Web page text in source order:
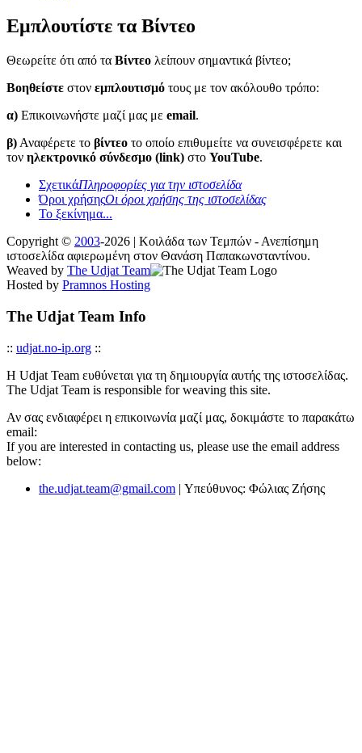
Εμπλουτίστε τα Βίντεο
Θεωρείτε ότι από τα Βίντεο λείπουν σημαντικά βίντεο;
Βοηθείστε στον εμπλουτισμό τους με τον ακόλουθο τρόπο:
α) Επικοινωνήστε μαζί μας με email.
β) Αναφέρετε το βίντεο το οποίο επιθυμείτε να συνεισφέρετε και
τον ηλεκτρονικό σύνδεσμο (link) στο YouTube.
ΣχετικάΠληροφορίες για την ιστοσελίδα
Όροι χρήσηςΟι όροι χρήσης της ιστοσελίδας
Το ξεκίνημα...
Copyright © 2003-2026 | Κοιλάδα των Τεμπών - Ανεπίσημη
ιστοσελίδα αφιερωμένη στον Θανάση Παπακωνσταντίνου.
Weaved by The Udjat Team
Hosted by Pramnos Hosting
The Udjat Team Info
:: udjat.no-ip.org ::
Η Udjat Team ευθύνεται για τη δημιουργία αυτής της ιστοσελίδας.
The Udjat Team is responsible for weaving this site.
Αν σας ενδιαφέρει η επικοινωνία μαζί μας, δοκιμάστε το παρακάτω
email:
If you are interested in contacting us, please use the email address
below:
the.udjat.team@gmail.com | Υπεύθυνος: Φώλιας Ζήσης